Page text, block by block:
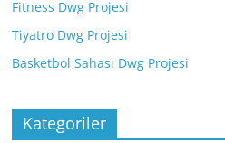
Fitness Dwg Projesi
Tiyatro Dwg Projesi
Basketbol Sahası Dwg Projesi
Kategoriler